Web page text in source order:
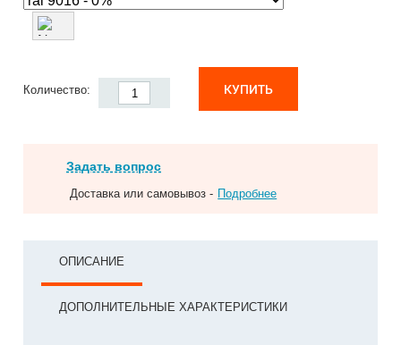
Количество: КУПИТЬ
Задать вопрос
Доставка или самовывоз - Подробнее
ОПИСАНИЕ
ДОПОЛНИТЕЛЬНЫЕ ХАРАКТЕРИСТИКИ